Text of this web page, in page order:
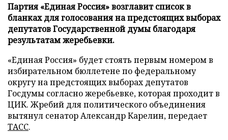
Партия «Единая Россия» возглавит список в
бланках для голосования на предстоящих выборах
депутатов Государственной думы благодаря
результатам жеребьевки.
«Единая Россия» будет стоять первым номером в
избирательном бюллетене по федеральному
округу на предстоящих выборах депутатов
Госдумы согласно жеребьевке, которая проходит в
ЦИК. Жребий для политического объединения
вытянул сенатор Александр Карелин, передает
ТАСС.